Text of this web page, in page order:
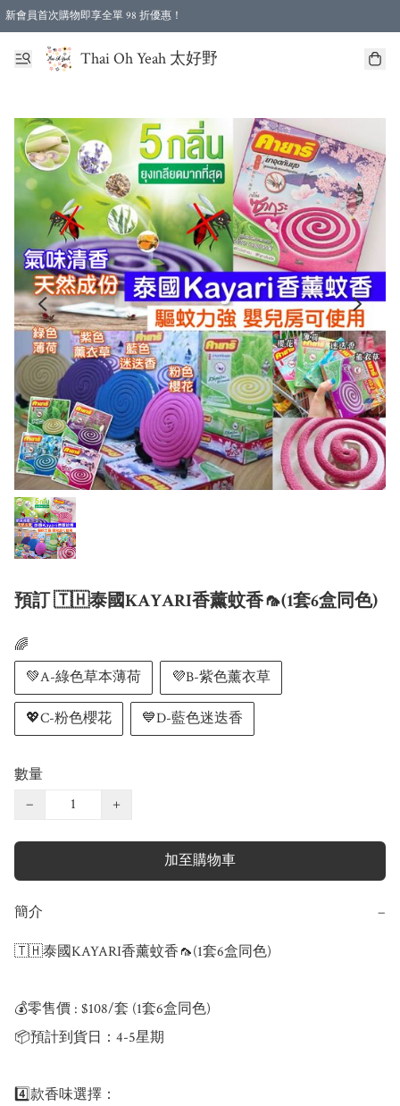
新會員首次購物即享全單 98 折優惠！
特選會員可享全單低至 96 折優惠！
Thai Oh Yeah 太好野
預訂 🇹🇭泰國KAYARI香薰蚊香🦟(1套6盒同色)
🌈
💚A-綠色草本薄荷
💜B-紫色薰衣草
💖C-粉色櫻花 💙D-藍色迷迭香
數量
−
+
加至購物車
簡介 −
🇹🇭泰國KAYARI香薰蚊香🦟(1套6盒同色)
💰零售價 : $108/套 (1套6盒同色)
📦預計到貨日：4-5星期
4️⃣款香味選擇：